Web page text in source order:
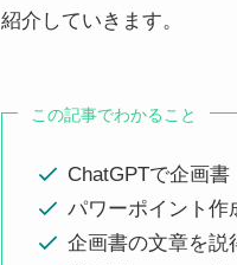
紹介していきます。
この記事でわかること
ChatGPTで企画
パワーポイント作
企画書の文章を説